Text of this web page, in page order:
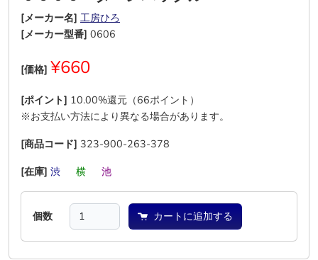
[メーカー名] 工房ひろ
[メーカー型番] 0606
[価格] ¥660
[ポイント] 10.00%還元（66ポイント）
※お支払い方法により異なる場合があります。
[商品コード] 323-900-263-378
[在庫] 渋 横 池
個数 カートに追加する